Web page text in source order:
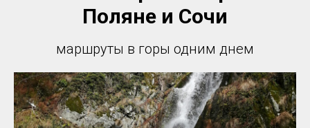
Поляне и Сочи
маршруты в горы одним днем